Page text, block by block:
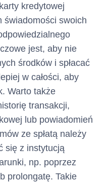
księgowania,
Transakcje
Bezgotówkowe
chronologicznie
według daty
księgowania.
całkowitego kosztu
kredytowej
świadomości swoich
jest, aby nie
środków i spłacać
w całości, aby
Warto także
transakcji,
lub powiadomień
ze spłatą należy
się z instytucją
np. poprzez
prolongatę. Takie